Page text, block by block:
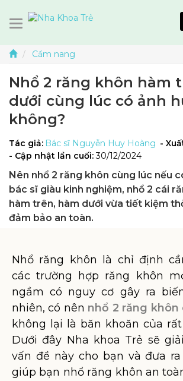
Cẩm nang
Nhổ 2 răng khôn hàm
dưới cùng lúc có ảnh
không?
Tác giả: Bác sĩ Nguyễn Huy Hoàng -
- Cập nhật lần cuối:30/12/2024
Nên nhổ 2 răng khôn cùng lúc nếu
bác sĩ giàu kinh nghiệm, nhổ 2 cái
hàm trên, hàm dưới vừa tiết kiệm
đảm bảo an toàn.
Nhổ răng khôn là chỉ định
các trường hợp răng khôn
ngầm có nguy cơ gây ra
nhiên, có nên nhổ 2 răng khôn
không lại là băn khoăn của
Dưới đây Nha khoa Trẻ sẽ
vấn đề này cho bạn và đưa
giúp bạn nhổ răng khôn an